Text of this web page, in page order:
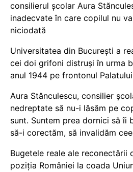
consilierul școlar Aura
inadecvate în care copilul nu
niciodată
Universitatea din București a
cei doi grifoni distruși în urma
anul 1944 pe frontonul
Aura Stănculescu, consilier
nedreptate să nu-i lăsăm pe
sunt. Suntem prea dornici să îi
să-i corectăm, să invalidăm
Bugetele reale ale reconectării
poziția României la coada